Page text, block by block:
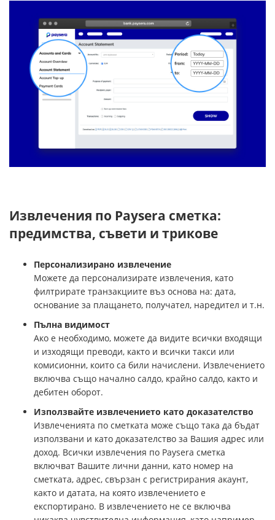
Извлечения по Paysera сметка:
предимства, съвети и трикове
Персонализирано извлечение
Можете да персонализирате извлечения, като
филтрирате транзакциите въз основа на: дата,
основание за плащането, получател, наредител и т.н.
Пълна видимост
Ако е необходимо, можете да видите всички входящи
и изходящи преводи, както и всички такси или
комисионни, които са били начислени. Извлечението
включва също начално салдо, крайно салдо, както и
дебитен оборот.
Използвайте извлечението като доказателство
Извлеченията по сметката може също така да бъдат
използвани и като доказателство за Вашия адрес или
доход. Всички извлечения по Paysera сметка
включват Вашите лични данни, като номер на
сметката, адрес, свързан с регистрирания акаунт,
както и датата, на която извлечението е
експортирано. В извлечението не се включва